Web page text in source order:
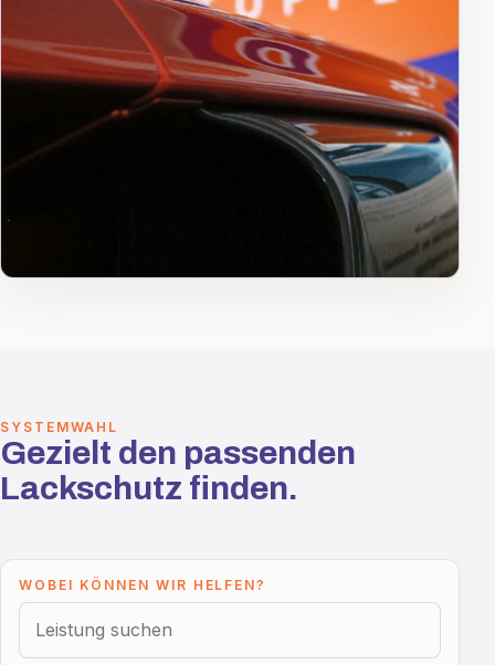
SYSTEMWAHL
Gezielt den passenden
Lackschutz finden.
WOBEI KÖNNEN WIR HELFEN?